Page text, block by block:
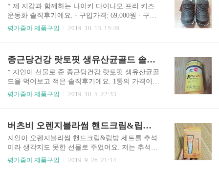
을 겨..
게 늦게 뜯게 된 것은 화장품 모두에 영어 때문이네
요. 영어울렁증 발동. 어떤 제품인지 알아야 사용하
지. 이럴 때는 검색을 해 보아야겠다며 인터넷으로
폭풍검색을 했어요. 피지로겔 크림은 제품이 좋다
겔 뉴트리 제품은 리뷰가 별로 없네요. 제품설명서
도 온통 ..
* 제 지갑과 함께하는 나이키 다이나모 프리 키즈
운동화 솔직후기에요. - 구입가격: 69,000원 - 구입
방법: 나이키 온라인 매장 아식스 운동화 200cm를
한 번에 신을 수 있는 신발로." 신발을 신을 때 불편
한 것을 싫어하는 아들이 찍찍이 없는 누나의 나이
키 운동화가 부러웠나 봐요. 그래, 누나처럼 나이키
키즈 사줄게. 아울렛이나 백화점을 가려고 하다가
인터넷으로 나이키 키즈 운동화를 검색했어요. 나
이키 다이나모 프리 키즈운동화'가 치수별로 ..
평가줌마 제품구입 2019. 10. 13. 15:49
종근당건강 랏토핏 생유산균골드 솔직후기
* 지인이 선물로 준 종근당건강 랏토핏 생유산균골
드을 먹어보고 적은 솔직후기에요. 1통의 가격이
만원 정도라 부담 없는 가격이네요. 추석 연휴에 벌
았는데...... 락토핏은 내 몸에 꼭 맞는 프로바이오
틱스 생유산균골드, 10억 CFU보장이라고 하는데
어떤 맛일지 궁금하네요. 딸아이의 장 때문에 프로
바이오틱스를 알게 되었어요. 프로바이오틱스는
유산균 증식 및 유해균 억제에 도움을 줄 수 있으며
평가줌마 제품구입 2019. 10. 5. 22:33
버츠비 오렌지블라썸 핸드크림&립밥 세트 솔직후기
지인이 오렌지블라썸 핸드크림&립밥 세트를 추석
이라 생각지도 못한 선물로 주었어요. 저는 추석선
물을 주지 못했어요. 그래서 미안하네요. 다음에 작
평가줌마 제품구입 2019. 9. 26. 21:14